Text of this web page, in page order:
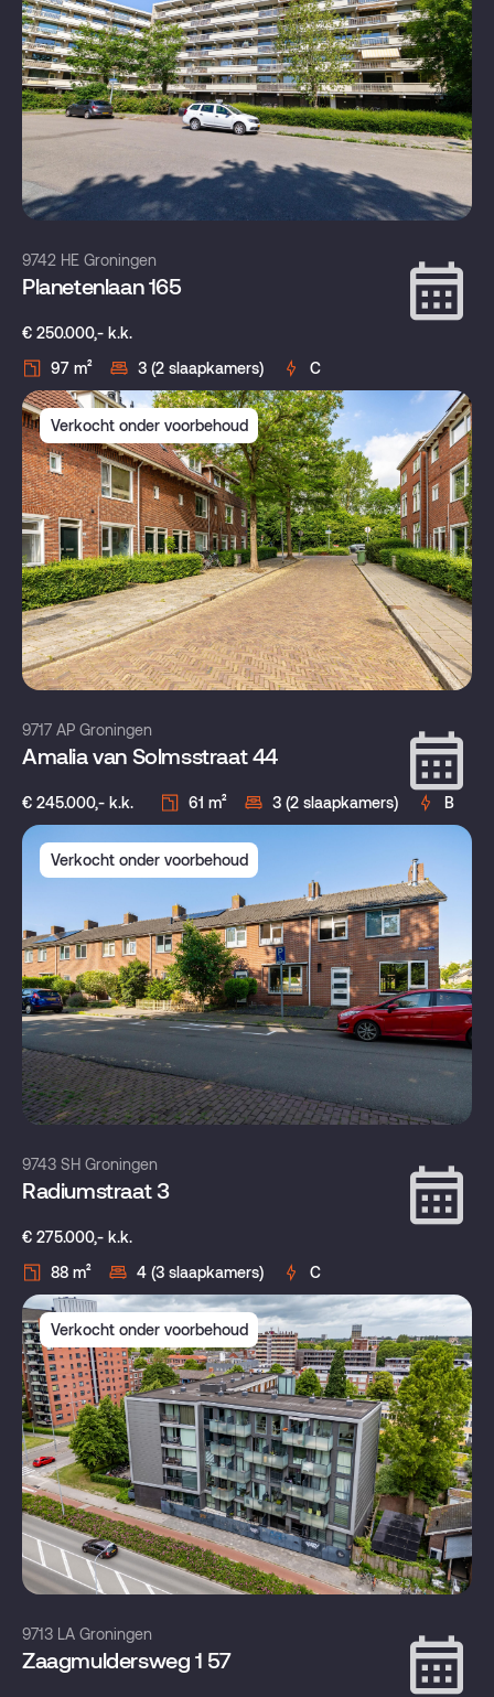
9742 HE Groningen
Planetenlaan 165
€ 250.000,- k.k.
97 m²
3 (2 slaapkamers) C
Verkocht onder voorbehoud
9717 AP Groningen
Amalia van Solmsstraat 44
€ 245.000,- k.k. 61 m² 3 (2 slaapkamers) B
Verkocht onder voorbehoud
9743 SH Groningen
Radiumstraat 3
€ 275.000,- k.k.
88 m²
4 (3 slaapkamers) C
Verkocht onder voorbehoud
9713 LA Groningen
Zaagmuldersweg 1 57